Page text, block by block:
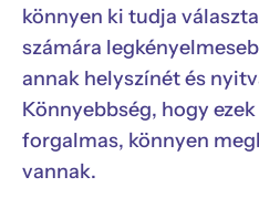
könnyen ki tudja
számára
annak helyszínét és
Könnyebbség, hogy
forgalmas, könnyen
vannak.